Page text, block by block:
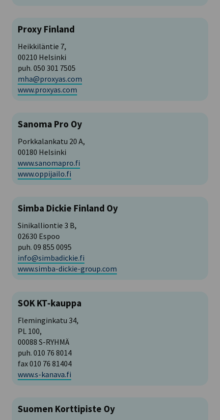
Proxy Finland
Heikkiläntie 7,
00210 Helsinki
puh. 050 301 7505
mha@proxyas.com
www.proxyas.com
Sanoma Pro Oy
Porkkalankatu 20 A,
00180 Helsinki
www.sanomapro.fi
www.oppijailo.fi
Simba Dickie Finland Oy
Sinikalliontie 3 B,
02630 Espoo
puh. 09 855 0095
info@simbadickie.fi
www.simba-dickie-group.com
SOK KT-kauppa
Fleminginkatu 34,
PL 100,
00088 S-RYHMÄ
puh. 010 76 8014
fax 010 76 81404
www.s-kanava.fi
Suomen Korttipiste Oy